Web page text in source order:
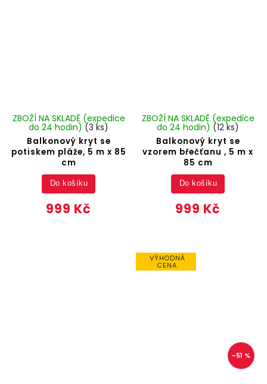
Balkonový kryt se
potiskem pláže, 5 m x 85
cm
ZBOŽÍ NA SKLADĚ (expedice
do 24 hodin) (3 ks)
999 Kč
Do košíku
Balkonový kryt se
vzorem břečťanu , 5 m x
85 cm
ZBOŽÍ NA SKLADĚ (expedice
do 24 hodin) (12 ks)
999 Kč
Do košíku
VÝHODNÁ
CENA
–51 %